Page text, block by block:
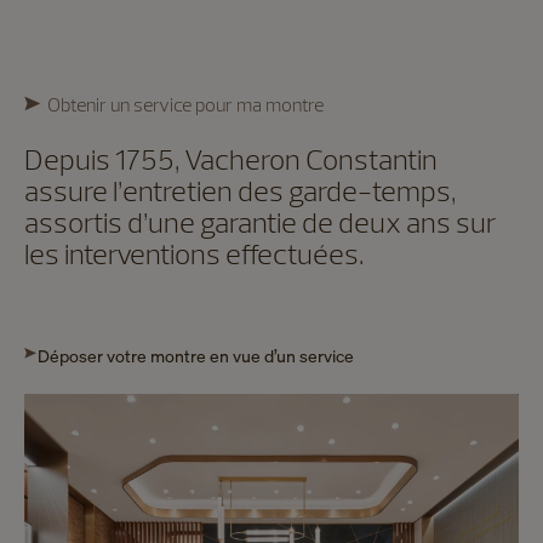
Obtenir un service pour ma montre
Depuis 1755, Vacheron Constantin
assure l’entretien des garde-temps,
assortis d’une garantie de deux ans sur
les interventions effectuées.
Déposer votre montre en vue d’un service